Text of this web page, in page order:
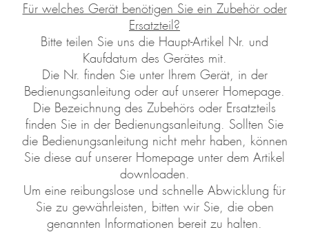
Advanced
Control
Design
Multi-
Power
Standmixer
Mix &
Soup
2.000 W
Kaffeemühle
Pro Touch
30
Für welches Gerät benötigen Sie ein Zubehör oder
Ersatzteil?
Bitte teilen Sie uns die Haupt-Artikel Nr. und
Kaufdatum des Gerätes mit.
Die Nr. finden Sie unter Ihrem Gerät, in der
Bedienungsanleitung oder auf unserer Homepage.
Die Bezeichnung des Zubehörs oder Ersatzteils
finden Sie in der Bedienungsanleitung. Sollten Sie
die Bedienungsanleitung nicht mehr haben, können
Sie diese auf unserer Homepage unter dem Artikel
downloaden.
Um eine reibungslose und schnelle Abwicklung für
Sie zu gewährleisten, bitten wir Sie, die oben
genannten Informationen bereit zu halten.